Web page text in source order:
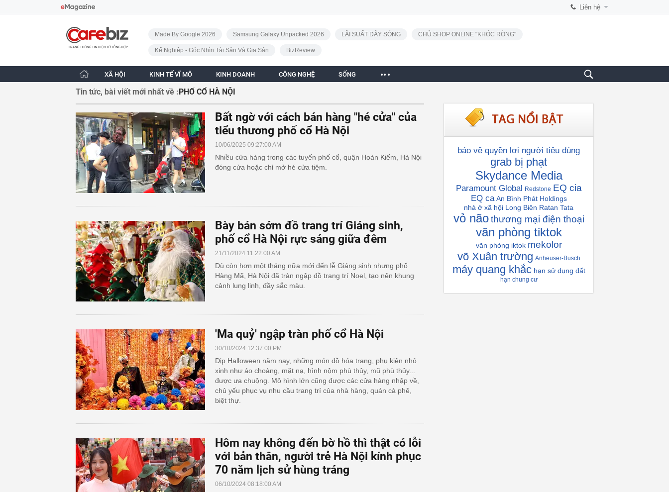
Liên hệ
CafeBiz - Trang chủ
Made By Google 2026
Samsung Galaxy Unpacked 2026 LÃI SUẤT DẬY SÓNG CHỦ SHOP ONLINE "KHÓC RÒNG"
Kế Nghiệp - Góc Nhìn Tài Sản Và Gia Sản BizReview
XÃ HỘI KINH TẾ VĨ MÔ KINH DOANH CÔNG NGHỆ SỐNG
Tin tức, bài viết mới nhất về :PHỐ CỔ HÀ NỘI
Bất ngờ với cách bán hàng "hé cửa" của
tiểu thương phố cổ Hà Nội
10/06/2025 09:27:00 AM
Nhiều cửa hàng trong các tuyến phố cổ, quận Hoàn Kiếm, Hà Nội
đóng cửa hoặc chỉ mở hé cửa tiệm.
Bày bán sớm đồ trang trí Giáng sinh,
phố cổ Hà Nội rực sáng giữa đêm
21/11/2024 11:22:00 AM
Dù còn hơn một tháng nữa mới đến lễ Giáng sinh nhưng phố
Hàng Mã, Hà Nội đã tràn ngập đồ trang trí Noel, tạo nên khung
cảnh lung linh, đầy sắc màu.
'Ma quỷ' ngập tràn phố cổ Hà Nội
30/10/2024 12:37:00 PM
Dịp Halloween năm nay, những món đồ hóa trang, phụ kiện nhỏ
xinh như áo choàng, mặt nạ, hình nộm phù thủy, mũ phù thủy...
được ưa chuộng. Mô hình lớn cũng được các cửa hàng nhập về,
chủ yếu phục vụ nhu cầu trang trí của nhà hàng, quán cà phê,
biệt thự.
Hôm nay không đến bờ hồ thì thật có lỗi
với bản thân, người trẻ Hà Nội kính phục
70 năm lịch sử hùng tráng
06/10/2024 08:18:00 AM
bảo vệ quyền lợi người tiêu dùng
grab bị phạt
Skydance Media
Paramount Global Redstone EQ cia
EQ ca An Bình Phát Holdings
nhà ở xã hội Long Biên Ratan Tata
vỏ não thương mại điện thoại
văn phòng tiktok
văn phòng iktok mekolor
võ Xuân trường Anheuser-Busch
máy quang khắc hạn sử dụng đất
hạn chung cư